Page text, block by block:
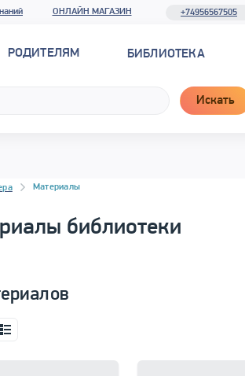
ОНЛАЙН МАГАЗИН +74956567505
РОДИТЕЛЯМ БИБЛИОТЕКА
Искать
Материалы
библиотеки